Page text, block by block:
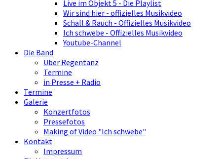
Live im Objekt 5 - Die Playlist
Wir sind hier - offizielles Musikvideo
Schall & Rauch - Offizielles Musikvideo
Ich schwebe - Offizielles Musikvideo
Youtube-Channel
Die Band
Über Regentanz
Termine
in Presse + Radio
Termine
Galerie
Konzertfotos
Pressefotos
Making of Video "Ich schwebe"
Kontakt
Impressum